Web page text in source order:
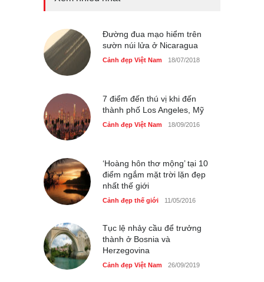
Cảnh đẹp Việt Nam 25/04/2020
Bán đảo Sơn Trà sẽ là khu
Đường đua mạo hiểm trên
sườn núi lửa ở Nicaragua
Cảnh đẹp Việt Nam 18/07/2018
7 điểm đến thú vị khi đến
thành phố Los Angeles, Mỹ
Cảnh đẹp Việt Nam 18/09/2016
‘Hoàng hôn thơ mộng’ tại 10
điểm ngắm mặt trời lặn đẹp
nhất thế giới
Cảnh đẹp thế giới 11/05/2016
Tục lệ nhảy cầu để trưởng
thành ở Bosnia và
Herzegovina
Cảnh đẹp Việt Nam 26/09/2019